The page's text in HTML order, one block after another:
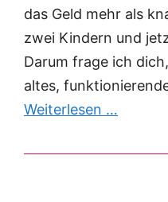
das Geld mehr als
zwei Kindern und
Darum frage ich
altes,
Weiterlesen …